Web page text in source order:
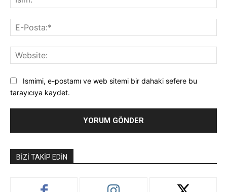
Ismimi, e-postamı ve web sitemi bir dahaki sefere bu
tarayıcıya kaydet.
BIZI TAKIP EDIN